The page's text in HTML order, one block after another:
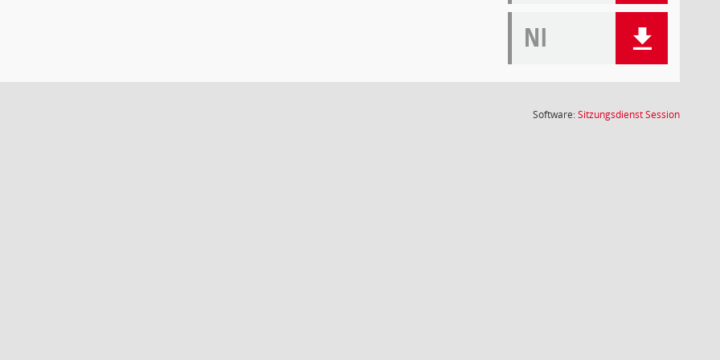
NI
Software:SitzungsdienstSession(Wird in